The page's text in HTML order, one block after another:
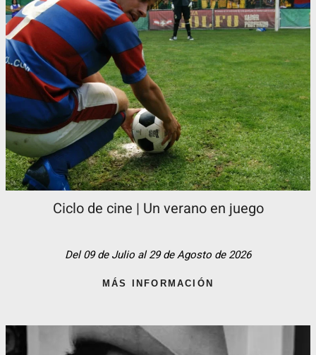
Ciclo de cine | Un verano en juego
Del 09 de Julio al 29 de Agosto de 2026
MÁS INFORMACIÓN